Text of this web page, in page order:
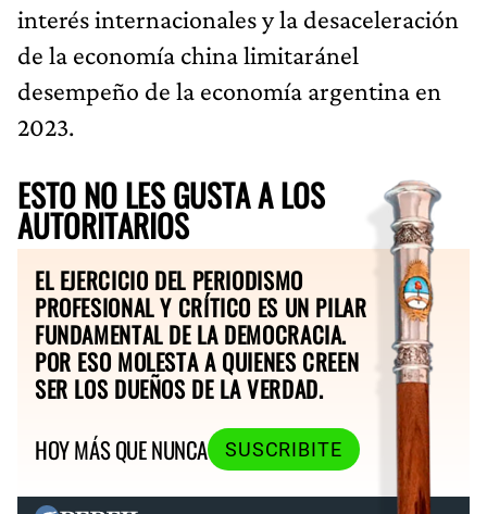
interés internacionales y la desaceleración
de la economía china limitaránel
desempeño de la economía argentina en
2023.
ESTO NO LES GUSTA A LOS
AUTORITARIOS
EL EJERCICIO DEL PERIODISMO
PROFESIONAL Y CRÍTICO ES UN PILAR
FUNDAMENTAL DE LA DEMOCRACIA.
POR ESO MOLESTA A QUIENES CREEN
SER LOS DUEÑOS DE LA VERDAD.
HOY MÁS QUE NUNCA
SUSCRIBITE